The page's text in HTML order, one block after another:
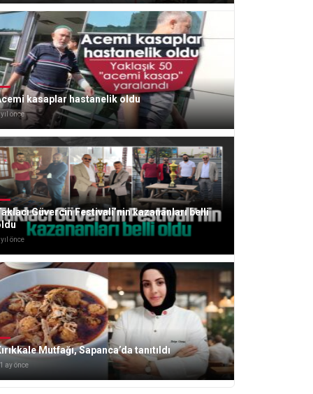
kasaplar hastanelik oldu
önce
Güvercin Festivali’nin kazananları belli
önce
Mutfağı, Sapanca’da tanıtıldı
ay önce